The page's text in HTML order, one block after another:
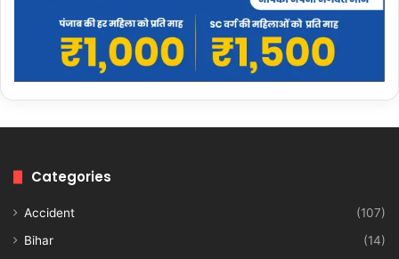
Categories
Accident
(107)
Bihar
(14)